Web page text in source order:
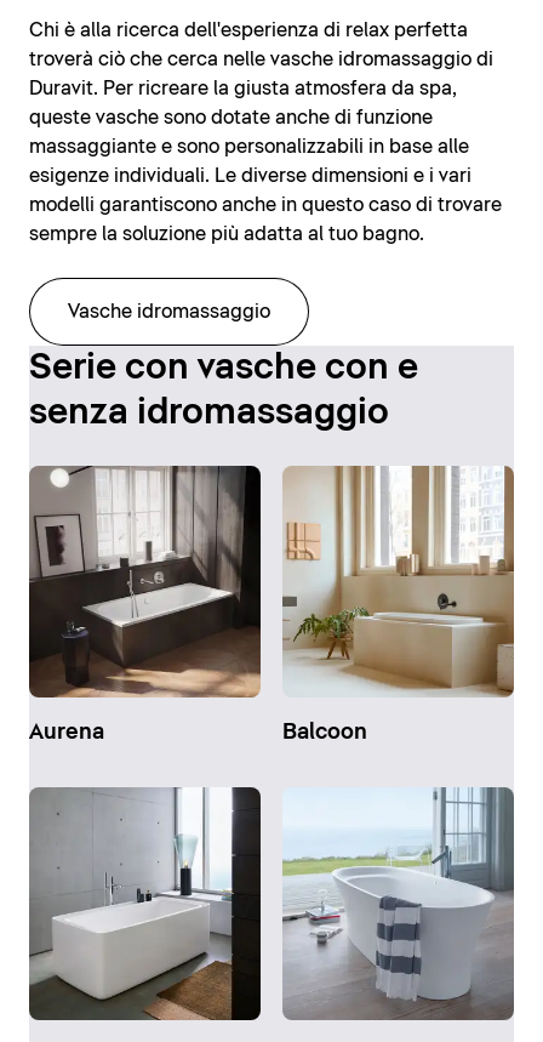
Chi è alla ricerca dell'esperienza di relax perfetta
troverà ciò che cerca nelle vasche idromassaggio di
Duravit. Per ricreare la giusta atmosfera da spa,
queste vasche sono dotate anche di funzione
massaggiante e sono personalizzabili in base alle
esigenze individuali. Le diverse dimensioni e i vari
modelli garantiscono anche in questo caso di trovare
sempre la soluzione più adatta al tuo bagno.
Vasche idromassaggio
Serie con vasche con e
senza idromassaggio
Aurena Balcoon